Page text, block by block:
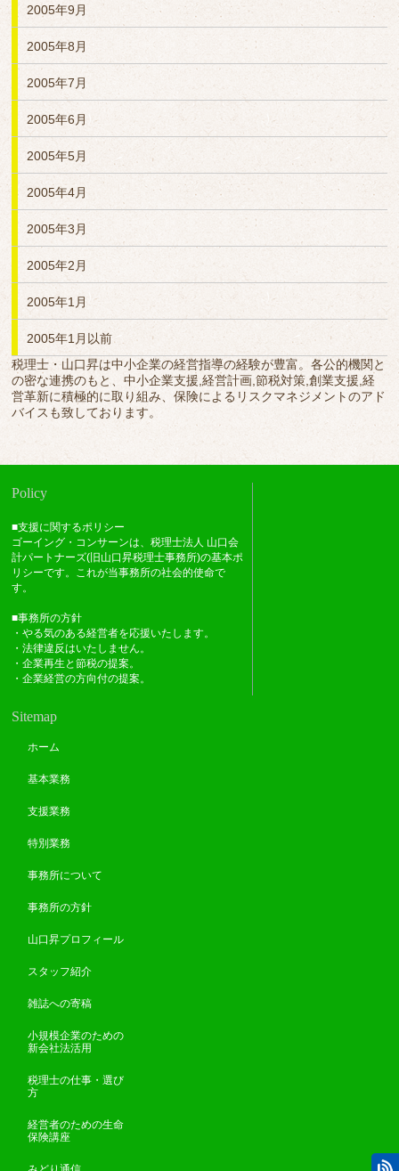
2005年9月
2005年8月
2005年7月
2005年6月
2005年5月
2005年4月
2005年3月
2005年2月
2005年1月
2005年1月以前
税理士・山口昇は中小企業の経営指導の経験が豊富。各公的機関と
の密な連携のもと、中小企業支援,経営計画,節税対策,創業支援,経
営革新に積極的に取り組み、保険によるリスクマネジメントのアド
バイスも致しております。
Policy
■支援に関するポリシー
ゴーイング・コンサーンは、税理士法人 山口会
計パートナーズ(旧山口昇税理士事務所)の基本ポ
リシーです。これが当事務所の社会的使命で
す。
■事務所の方針
・やる気のある経営者を応援いたします。
・法律違反はいたしません。
・企業再生と節税の提案。
・企業経営の方向付の提案。
Sitemap
ホーム
基本業務
支援業務
特別業務
事務所について
事務所の方針
山口昇プロフィール
スタッフ紹介
雑誌への寄稿
小規模企業のための
新会社法活用
税理士の仕事・選び
方
経営者のための生命
保険講座